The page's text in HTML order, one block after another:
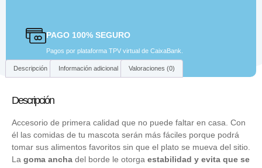
PAGO 100% SEGURO
Pagos por plataforma TPV virtual de CaixaBank.
Descripción Información adicional Valoraciones (0)
Descripción
Accesorio de primera calidad que no puede faltar en casa. Con
él las comidas de tu mascota serán más fáciles porque podrá
tomar sus alimentos favoritos sin que el plato se mueva del sitio.
La goma ancha del borde le otorga estabilidad y evita que se